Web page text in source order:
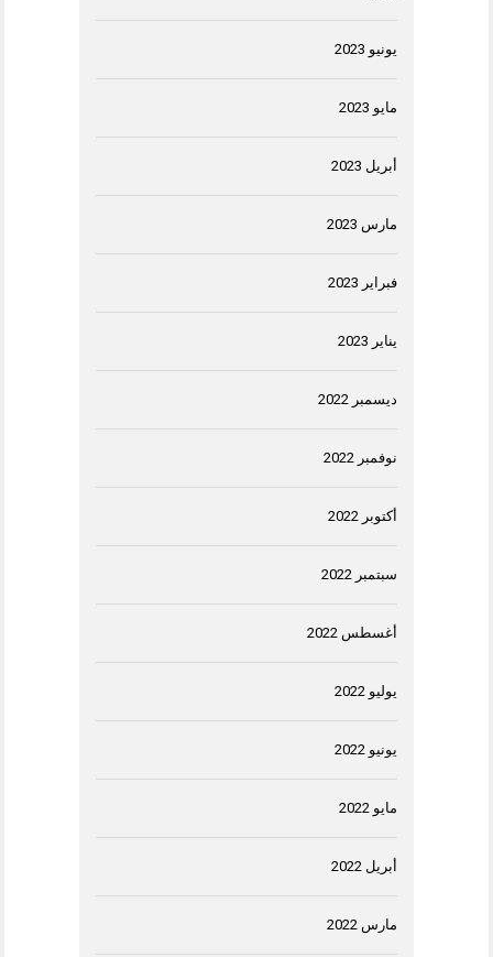
يونيو 2023
مايو 2023
أبريل 2023
مارس 2023
فبراير 2023
يناير 2023
ديسمبر 2022
نوفمبر 2022
أكتوبر 2022
سبتمبر 2022
أغسطس 2022
يوليو 2022
يونيو 2022
مايو 2022
أبريل 2022
مارس 2022